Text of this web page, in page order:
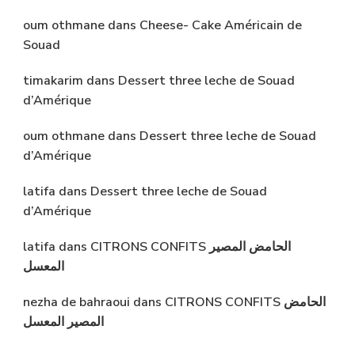
oum othmane dans Cheese- Cake Américain de
Souad
timakarim dans Dessert three leche de Souad
d’Amérique
oum othmane dans Dessert three leche de Souad
d’Amérique
latifa dans Dessert three leche de Souad
d’Amérique
latifa dans CITRONS CONFITS الحامض المصير
المعسل
nezha de bahraoui dans CITRONS CONFITS الحامض
المصير المعسل